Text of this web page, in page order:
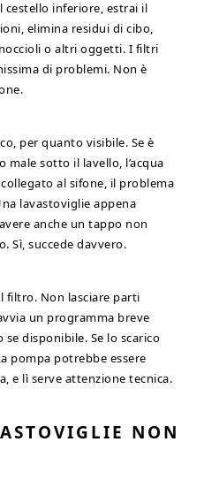
cestello inferiore, estrai il
elimina residui di cibo,
o altri oggetti. I filtri
di problemi. Non è
per quanto visibile. Se è
male sotto il lavello, l’acqua
al sifone, il problema
lavastoviglie appena
anche un tappo non
Sì, succede davvero.
filtro. Non lasciare parti
un programma breve
disponibile. Se lo scarico
pompa potrebbe essere
e lì serve attenzione tecnica.
NON